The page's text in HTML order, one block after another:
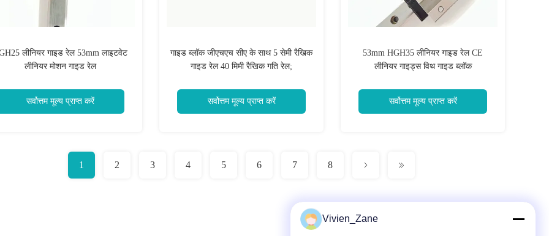
लीनियर गाइड रेल 53mm लाइटवेट
लीनियर मोशन गाइड रेल
सर्वोत्तम मूल्य प्राप्त करें
गाइड ब्लॉक जीएचएच सीए के साथ 5 सेमी रैखिक
गाइड रेल 40 मिमी रैखिक गति रेल;
सर्वोत्तम मूल्य प्राप्त करें
53mm HGH35 लीनियर गाइड रेल CE
लीनियर गाइड्स विथ गाइड ब्लॉक
सर्वोत्तम मूल्य प्राप्त करें
1 2 3 4 5 6 7 8
Vivien_Zane